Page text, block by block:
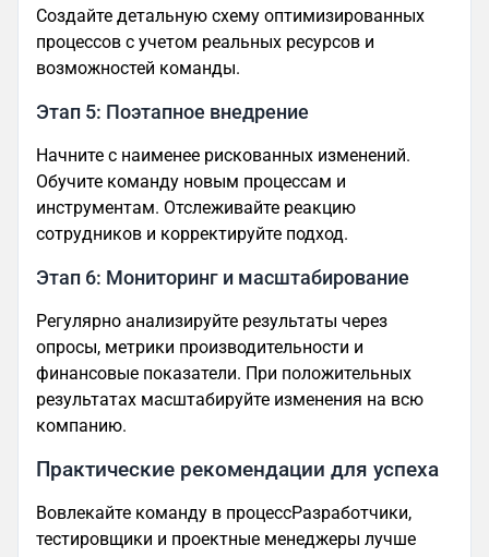
Создайте детальную схему оптимизированных
процессов с учетом реальных ресурсов и
возможностей команды.
Этап 5: Поэтапное внедрение
Начните с наименее рискованных изменений.
Обучите команду новым процессам и
инструментам. Отслеживайте реакцию
сотрудников и корректируйте подход.
Этап 6: Мониторинг и масштабирование
Регулярно анализируйте результаты через
опросы, метрики производительности и
финансовые показатели. При положительных
результатах масштабируйте изменения на всю
компанию.
Практические рекомендации для успеха
Вовлекайте команду в процессРазработчики,
тестировщики и проектные менеджеры лучше